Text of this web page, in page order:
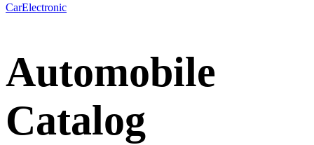
CarElectronic
Automobile
Catalog